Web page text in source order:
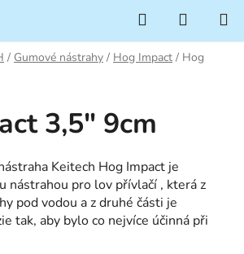
Hledat
KOŠÍK
/ Gumové nástrahy / Hog Impact / Hog
3,5" 9cm
Keitech Hog Impact je
nástrahou pro lov přívlačí , která z
pod vodou a z druhé části je
tak, aby bylo co nejvíce účinná při